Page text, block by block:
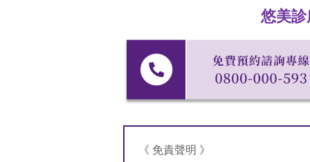
悠美
《 免責聲明 》